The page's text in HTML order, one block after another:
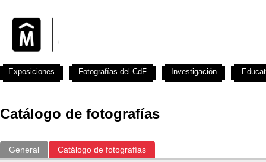
Catálogo de fotografías
General Catálogo de fotografías
Exposiciones Fotografías del CdF Investigación